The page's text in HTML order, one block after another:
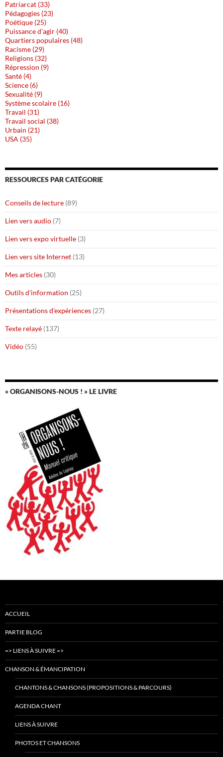
Patriarcat (33)
Pédagogies (23)
Poétique (25)
Puissance d'agir (40)
Quartiers populaires (48)
Racisme (29)
Religions (32)
Répression (9)
Santé (4)
Science (6)
Sexualité (9)
Système scolaire (16)
Travail (31)
Travail social (38)
Urbain (21)
USA (35)
RESSOURCES PAR CATÉGORIE
Conseils de lecture (89)
Lien vers audio (7)
Lien vers expo virtuelle (3)
Lien vers site Internet (13)
Mes articles (30)
Outils d'information (25)
Présentations d'expériences (27)
Texte relayé (137)
Vidéo (55)
« ORGANISONS-NOUS ! » LE LIVRE
ACCUEIL
PARTIE BLOG
=> LIENS À SUIVRE =>
CHANSON & ÉMANCIPATION
CHANTONS & CHANSONS (PROPOSITIONS & PARCOURS)
AGENDA CHANT
LIENS À SUIVRE
PHOTOS ET CHANSONS